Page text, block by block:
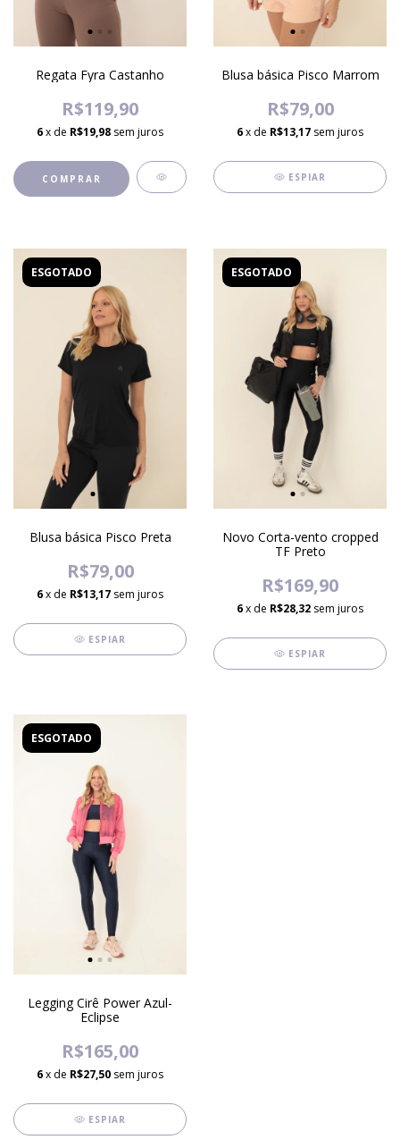
Regata Fyra Castanho
R$119,90
6x de R$19,98 sem juros
COMPRAR
Blusa básica Pisco Marrom
R$79,00
6x de R$13,17 sem juros
ESPIAR
ESGOTADO
Blusa básica Pisco Preta
R$79,00
6x de R$13,17 sem juros
ESPIAR
ESGOTADO
Novo Corta-vento cropped
TF Preto
R$169,90
6x de R$28,32 sem juros
ESPIAR
ESGOTADO
Legging Cirê Power Azul-
Eclipse
R$165,00
6x de R$27,50 sem juros
ESPIAR